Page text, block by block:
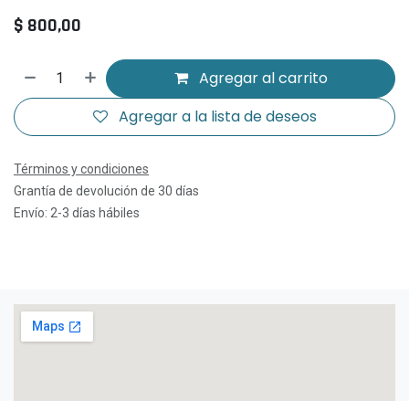
$ 800,00
Agregar al carrito
Agregar a la lista de deseos
Términos y condiciones
Grantía de devolución de 30 días
Envío: 2-3 días hábiles